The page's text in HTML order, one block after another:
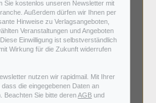
Sie kostenlos unseren Newsletter mit
Außerdem dürfen wir Ihnen per
Hinweise zu Verlagsangeboten,
Veranstaltungen und Angeboten
Einwilligung ist selbstverständlich
Wirkung für die Zukunft widerrufen
nutzen wir rapidmail. Mit Ihrer
die eingegebenen Daten an
Beachten Sie bitte derenAGB und